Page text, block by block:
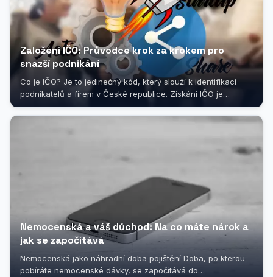
Založení IČO: Průvodce krok za krokem pro
snazší podnikání
Co je IČO? Je to jedinečný kód, který slouží k identifikaci
podnikatelů a firem v České republice. Získání IČO je
nezbytným krokem pro...
Nemocenská a váš důchod: Na co máte nárok a
jak se započítává
Nemocenská jako náhradní doba pojištění Doba, po kterou
pobíráte nemocenské dávky, se započítává do